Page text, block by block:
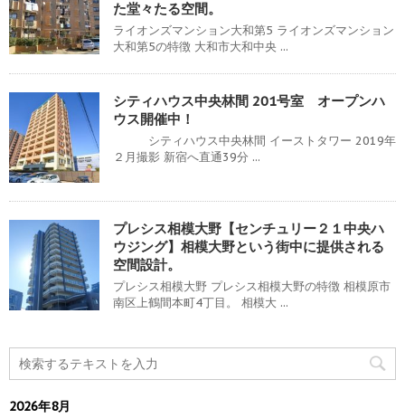
た堂々たる空間。
ライオンズマンション大和第5 ライオンズマンション
大和第5の特徴 大和市大和中央 ...
シティハウス中央林間 201号室 オープンハ
ウス開催中！
シティハウス中央林間 イーストタワー 2019年
２月撮影 新宿へ直通39分 ...
プレシス相模大野【センチュリー２１中央ハ
ウジング】相模大野という街中に提供される
空間設計。
プレシス相模大野 プレシス相模大野の特徴 相模原市
南区上鶴間本町4丁目。 相模大 ...
2026年8月